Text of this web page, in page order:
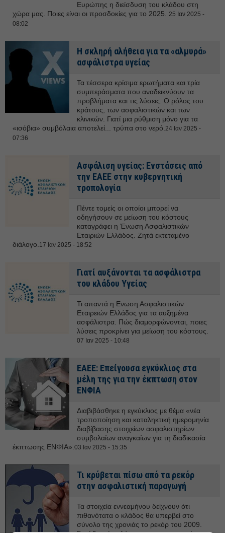
Ευρώπης η διείσδυση του κλάδου στη
χώρα μας. Ποιες είναι οι προσδοκίες για το 2025. 25 Ιαν 2025 -
08:02
Η σκληρή αλήθεια για τα «αλμυρά»
ασφάλιστρα υγείας
Τα τέσσερα κρίσιμα ερωτήματα και τρία
συμπεράσματα που αναδεικνύουν τα
προβλήματα και τις λύσεις. Ο ρόλος του
κράτους, των ασφαλιστικών και των
κλινικών. Γιατί μια ρύθμιση μόνο για τα
«ισόβια» συμβόλαια αποτελεί... τρύπα στο νερό. 24 Ιαν 2025 -
07:36
Ασφάλιση υγείας: Ενστάσεις από
την ΕΑΕΕ στην κυβερνητική
τροπολογία
Πέντε τομείς οι οποίοι μπορεί να
οδηγήσουν σε μείωση του κόστους
καταγράφει η Ένωση Ασφαλιστικών
Εταιριών Ελλάδος. Ζητά εκτεταμένο
διάλογο. 17 Ιαν 2025 - 18:52
Γιατί αυξάνονται τα ασφάλιστρα
του κλάδου Υγείας
Τι απαντά η Ενωση Ασφαλιστικών
Εταιρειών Ελλάδος για τα αυξημένα
ασφάλιστρα. Πώς διαμορφώνονται, ποιες
λύσεις προκρίνει για μείωση του κόστους.
07 Ιαν 2025 - 10:48
ΕΑΕΕ: Επείγουσα εγκύκλιος στα
μέλη της για την έκπτωση στον
ΕΝΦΙΑ
Διαβιβάσθηκε η εγκύκλιος με θέμα «νέα
τροποποίηση και καταληκτική ημερομηνία
διαβίβασης στοιχείων ασφαλιστηρίων
συμβολαίων αναγκαίων για τη διαδικασία
έκπτωσης ΕΝΦΙΑ». 03 Ιαν 2025 - 15:35
Τι κρύβεται πίσω από τα ρεκόρ
στην ασφαλιστική παραγωγή
Τα στοιχεία εννεαμήνου δείχνουν ότι
πιθανότατα ο κλάδος θα υπερβεί στο
σύνολο της χρονιάς το ρεκόρ του 2009.